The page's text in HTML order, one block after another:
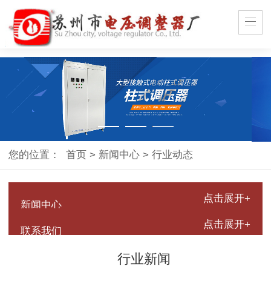
您的位置： 首页 > 新闻中心 > 行业动态
新闻中心
点击展开+
联系我们
点击展开+
行业新闻